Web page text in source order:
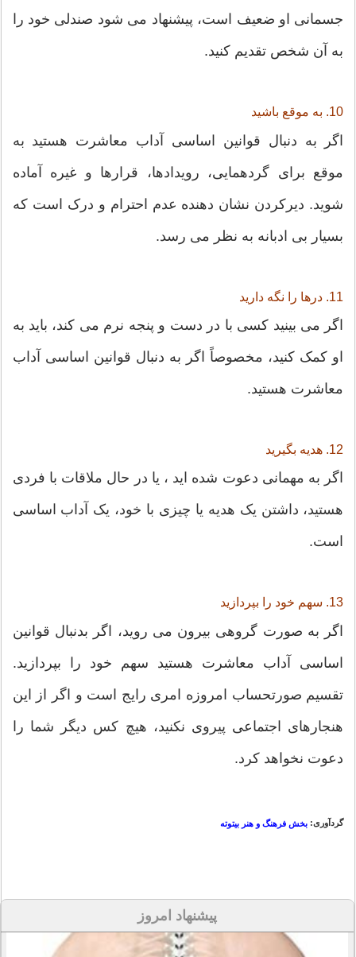
جسمانی او ضعیف است، پیشنهاد می شود صندلی خود را
به آن شخص تقدیم کنید.
10. به موقع باشید
اگر به دنبال قوانین اساسی آداب معاشرت هستید به
موقع برای گردهمایی، رویدادها، قرارها و غیره آماده
شوید. دیرکردن نشان دهنده عدم احترام و درک است که
بسیار بی ادبانه به نظر می رسد.
11. درها را نگه دارید
اگر می بینید کسی با در دست و پنجه نرم می کند، باید به
او کمک کنید، مخصوصاً اگر به دنبال قوانین اساسی آداب
معاشرت هستید.
12. هدیه بگیرید
اگر به مهمانی دعوت شده اید ، یا در حال ملاقات با فردی
هستید، داشتن یک هدیه یا چیزی با خود، یک آداب اساسی
است.
13. سهم خود را بپردازید
اگر به صورت گروهی بیرون می روید، اگر بدنبال قوانین
اساسی آداب معاشرت هستید سهم خود را بپردازید.
تقسیم صورتحساب امروزه امری رایج است و اگر از این
هنجارهای اجتماعی پیروی نکنید، هیچ کس دیگر شما را
دعوت نخواهد کرد.
گردآوری: بخش فرهنگ و هنر بیتوته
پیشنهاد امروز